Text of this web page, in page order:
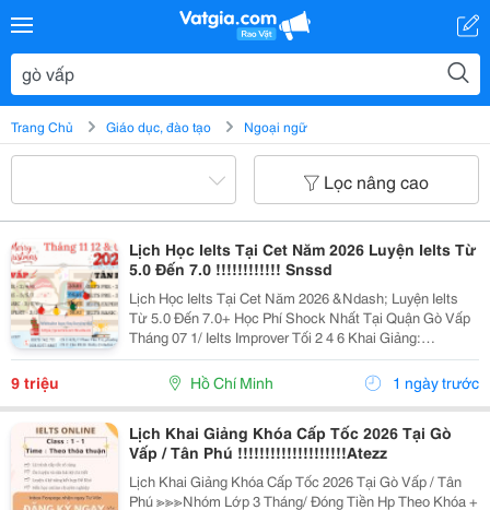
Trang Chủ Giáo dục, đào tạo Ngoại ngữ
Lọc nâng cao
Lịch Học Ielts Tại Cet Năm 2026 Luyện Ielts Từ
5.0 Đến 7.0 !!!!!!!!!!!! Snssd
Lịch Học Ielts Tại Cet Năm 2026 &Ndash; Luyện Ielts
Từ 5.0 Đến 7.0+ Học Phí Shock Nhất Tại Quận Gò Vấp
Tháng 07 1/ Ielts Improver Tối 2 4 6 Khai Giảng:
13/07/2026 Khung Giờ: 18:00 Đến 21:00 Học Phí Ưu Đãi
5% Khi Đăng Ký 2/ Ielts...
9 triệu Hồ Chí Minh 1 ngày trước
Lịch Khai Giảng Khóa Cấp Tốc 2026 Tại Gò
Vấp / Tân Phú !!!!!!!!!!!!!!!!!!!!Atezz
Lịch Khai Giảng Khóa Cấp Tốc 2026 Tại Gò Vấp / Tân
Phú ≫≫≫Nhóm Lớp 3 Tháng/ Đóng Tiền Hp Theo Khóa +